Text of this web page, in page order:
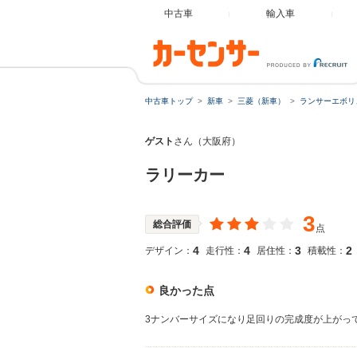
中古車 輸入車
中古車トップ 新車 三菱（新車） ランサーエボ
ゲスト さん（大阪府）
ラリーカー
総合評価 3点
デザイン： 4 走行性： 4 居住性： 3 積載性： 2
良かった点
3ナンバーサイズになり足回りの完成度が上がっ